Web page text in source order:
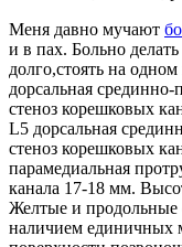
Меня давно мучают
и в пах. Больно
долго,стоять на
дорсальная
стеноз корешковых
L5 дорсальная
стеноз корешковых
парамедиальная
канала 17-18 мм.
Желтые и продольные
наличием единичных